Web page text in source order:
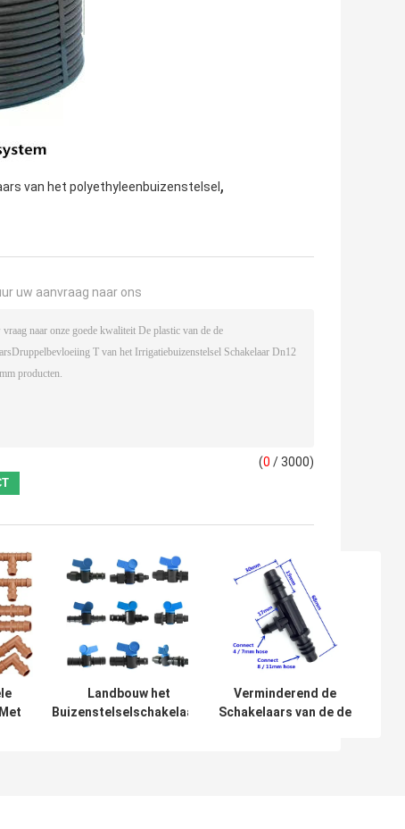
van het polyethyleenbuizenstelsel ,
uw aanvraag naar ons
(0 / 3000)
Landbouw het
Buizenstelselschakelaars
Verminderend de
Schakelaars van de de